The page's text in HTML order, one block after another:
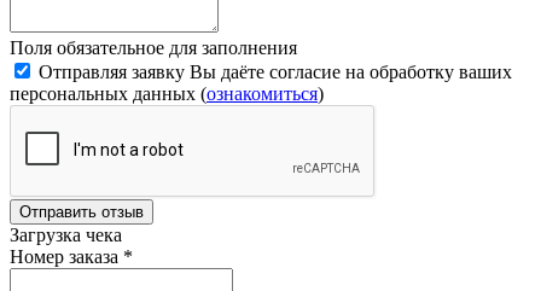
Поля обязательное для заполнения
Отправляя заявку Вы даёте согласие на обработку ваших
персональных данных (ознакомиться)
Отправить отзыв
Загрузка чека
Номер заказа *